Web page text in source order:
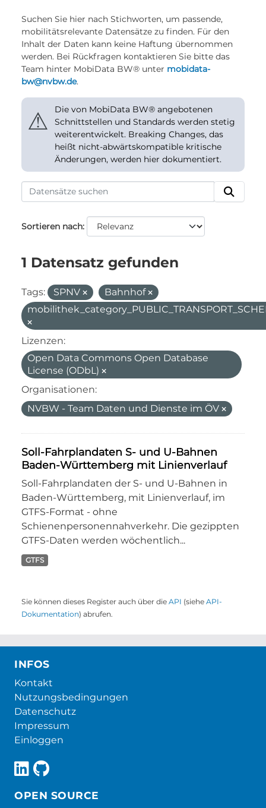
Suchen Sie hier nach Stichworten, um passende,
mobilitätsrelevante Datensätze zu finden. Für den
Inhalt der Daten kann keine Haftung übernommen
werden. Bei Rückfragen kontaktieren Sie bitte das
Team hinter MobiData BW® unter mobidata-
bw@nvbw.de.
⚠
Die von MobiData BW® angebotenen
Schnittstellen und Standards werden stetig
weiterentwickelt. Breaking Changes, das
heißt nicht-abwärtskompatible kritische
Änderungen, werden hier dokumentiert.
Sortieren nach
1 Datensatz gefunden
Tags: SPNV
Bahnhof
Lizenzen:
Open Data Commons Open Database
License (ODbL)
Organisationen:
NVBW - Team Daten und Dienste im ÖV
Soll-Fahrplandaten S- und U-Bahnen
Baden-Württemberg mit Linienverlauf
Soll-Fahrplandaten der S- und U-Bahnen in
Baden-Württemberg, mit Linienverlauf, im
GTFS-Format - ohne
Schienenpersonennahverkehr. Die gezippten
GTFS-Daten werden wöchentlich...
GTFS
Sie können dieses Register auch über die API (siehe API-
Dokumentation) abrufen.
INFOS
Kontakt
Nutzungsbedingungen
Datenschutz
Impressum
Einloggen
OPEN SOURCE